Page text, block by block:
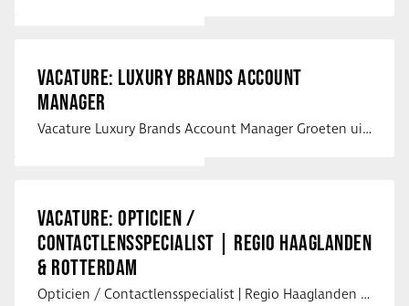
VACATURE: LUXURY BRANDS ACCOUNT
MANAGER
Vacature Luxury Brands Account Manager Groeten uit Spanje! Vanaf mijn …
VACATURE: OPTICIEN /
CONTACTLENSSPECIALIST | REGIO HAAGLANDEN
& ROTTERDAM
Opticien / Contactlensspecialist | Regio Haaglanden & Rotterdam Saludos uit …